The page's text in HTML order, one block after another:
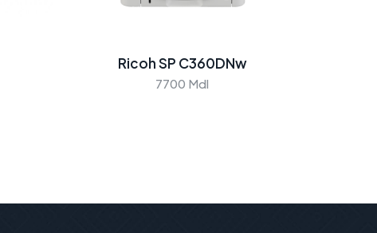
Ricoh SP C360DNw
7700 Mdl